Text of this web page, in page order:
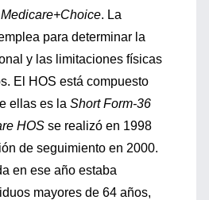
Medicare+Choice. La
para determinar la
y las limitaciones físicas
El HOS está compuesto
ellas es la Short Form-36
HOS se realizó en 1998
de seguimiento en 2000.
en ese año estaba
mayores de 64 años,